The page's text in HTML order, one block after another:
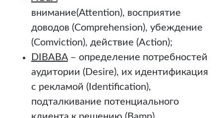
внимание(Attention), восприятие
доводов (Comprehension), убеждение
(Comviction), действие (Action);
DIBABA– определение потребностей
аудитории (Dеsire), их идентификация
с рекламой (Identification),
подталкивание потенциального